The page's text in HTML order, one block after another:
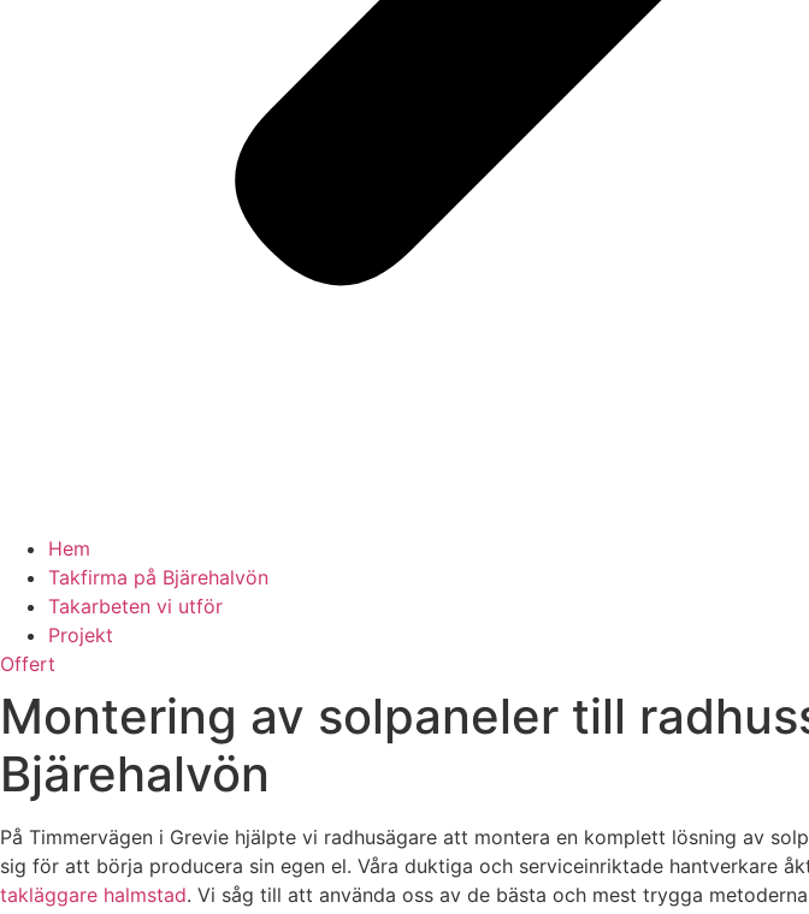
Hem
Takfirma på Bjärehalvön
Takarbeten vi utför
Projekt
Offert
Montering av solpaneler till
Bjärehalvön
På Timmervägen i Grevie hjälpte vi radhusägare att montera en komplett lösning av
sig för att börja producera sin egen el. Våra duktiga och serviceinriktade hantverkare
takläggare halmstad. Vi såg till att använda oss av de bästa och mest trygga